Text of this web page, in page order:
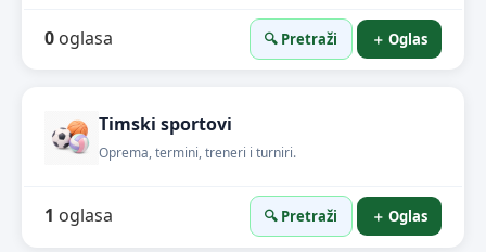
0 oglasa 🔍 Pretraži ＋ Oglas
Timski sportovi
Oprema, termini, treneri i turniri.
1 oglasa 🔍 Pretraži ＋ Oglas